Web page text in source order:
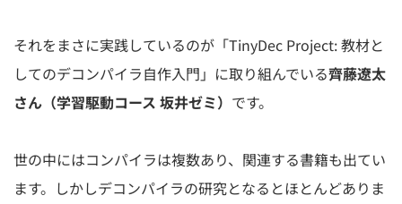
それをまさに実践しているのが「TinyDec Project: 教材と
してのデコンパイラ⾃作⼊⾨」に取り組んでいる⿑藤遼太
さん（学習駆動コース 坂井ゼミ） です。
世の中にはコンパイラは複数あり、関連する書籍も出てい
ます。しかしデコンパイラの研究となるとほとんどありま